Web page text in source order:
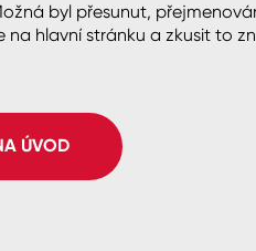
byl přesunut,
hlavní stránku a zkusit to
ÚVOD